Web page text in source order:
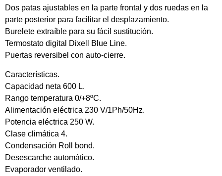
Dos patas ajustables en la parte frontal y dos ruedas en la
parte posterior para facilitar el desplazamiento.
Burelete extraíble para su fácil sustitución.
Termostato digital Dixell Blue Line.
Puertas reversibel con auto-cierre.
Características.
Capacidad neta 600 L.
Rango temperatura 0/+8ºC.
Alimentación eléctrica 230 V/1Ph/50Hz.
Potencia eléctrica 250 W.
Clase climática 4.
Condensación Roll bond.
Desescarche automático.
Evaporador ventilado.